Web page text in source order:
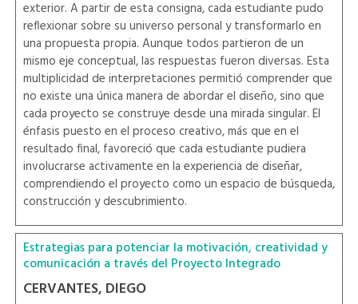
exterior. A partir de esta consigna, cada estudiante pudo
reflexionar sobre su universo personal y transformarlo en
una propuesta propia. Aunque todos partieron de un
mismo eje conceptual, las respuestas fueron diversas. Esta
multiplicidad de interpretaciones permitió comprender que
no existe una única manera de abordar el diseño, sino que
cada proyecto se construye desde una mirada singular. El
énfasis puesto en el proceso creativo, más que en el
resultado final, favoreció que cada estudiante pudiera
involucrarse activamente en la experiencia de diseñar,
comprendiendo el proyecto como un espacio de búsqueda,
construcción y descubrimiento.
Estrategias para potenciar la motivación, creatividad y
comunicación a través del Proyecto Integrado
CERVANTES, DIEGO